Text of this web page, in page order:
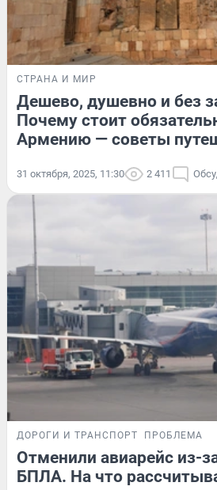
СТРАНА И МИР
Дешево, душевно и без
Почему стоит
Армению — советы
31 октября, 2025, 11:30 2 411
ДОРОГИ И ТРАНСПОРТ ПРОБЛЕМА
Отменили авиарейс из-
БПЛА. На что